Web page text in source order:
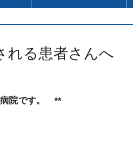
れる患者さんへ
病院です。 **